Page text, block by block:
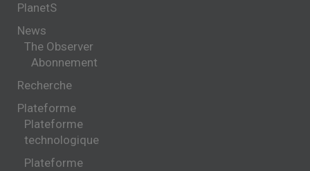
PlanetS
News
The Observer
Abonnement
Recherche
Plateforme
Plateforme
technologique
Plateforme